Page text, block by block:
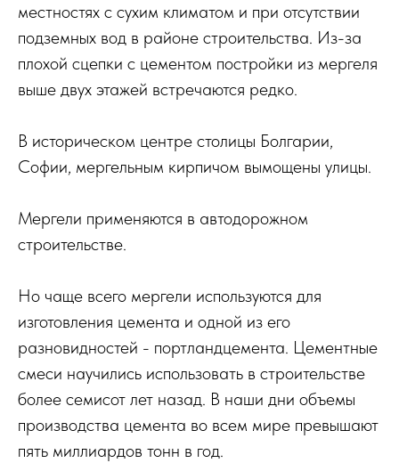
местностях с сухим климатом и при отсутствии
подземных вод в районе строительства. Из-за
плохой сцепки с цементом постройки из мергеля
выше двух этажей встречаются редко.
В историческом центре столицы Болгарии,
Софии, мергельным кирпичом вымощены улицы.
Мергели применяются в автодорожном
строительстве.
Но чаще всего мергели используются для
изготовления цемента и одной из его
разновидностей - портландцемента. Цементные
смеси научились использовать в строительстве
более семисот лет назад. В наши дни объемы
производства цемента во всем мире превышают
пять миллиардов тонн в год.